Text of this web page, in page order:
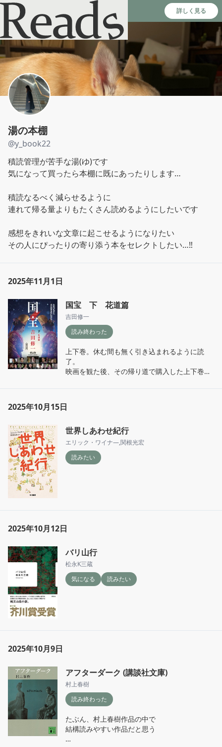
Reads - 読書のSNS＆記録アプリ 詳しく見る
湯の本棚
@y_book22
積読管理が苦手な湯(ゆ)です
気になって買ったら本棚に既にあったりします…
積読なるべく減らせるように
連れて帰る量よりもたくさん読めるようにしたいです
感想をきれいな文章に起こせるようになりたい
2025年11月1日
国宝 下 花道篇
吉田修一
読み終わった
上下巻。休む間も無く引き込まれるように読
了。
映画を観た後、その帰り道で購入した上下巻、
とっても楽しめた。
一人一人の歌舞伎人生、支える女の人生、それ
ぞれに感嘆させられた。
2025年10月15日
世界しあわせ紀行
エリック・ワイナ―,関根光宏
読みたい
2025年10月12日
バリ山行
松永K三蔵
気になる
読みたい
2025年10月9日
アフターダーク (講談社文庫)
村上春樹
読み終わった
たぶん、村上春樹作品の中で
結構読みやすい作品だと思う